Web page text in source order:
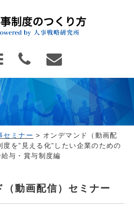
セミナー > オンデマンド（動画配
度を”見える化”したい企業のための
与・賞与制度編
（動画配信）セミナー